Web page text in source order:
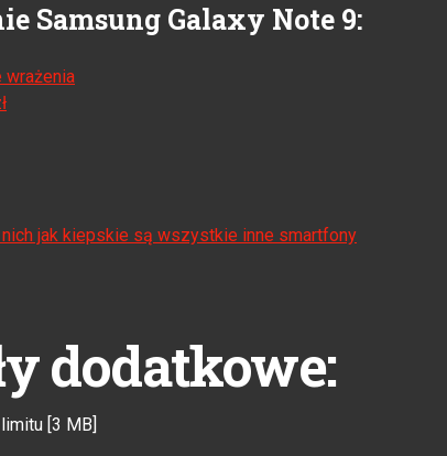
Samsung Galaxy Note 9:
wrażenia
jak kiepskie są wszystkie inne smartfony
dodatkowe:
[3 MB]